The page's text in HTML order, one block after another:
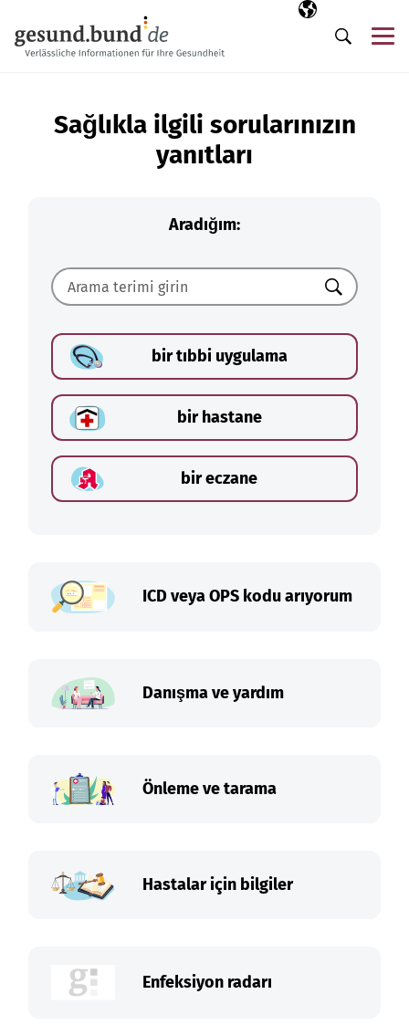
Seçili dil
TR
Arama
Sağlıkla ilgili sorularınızın
yanıtları
Aradığım:
Ara
bir tıbbi uygulama
bir hastane
bir eczane
ICD veya OPS kodu arıyorum
Danışma ve yardım
Önleme ve tarama
Hastalar için bilgiler
Enfeksiyon radarı